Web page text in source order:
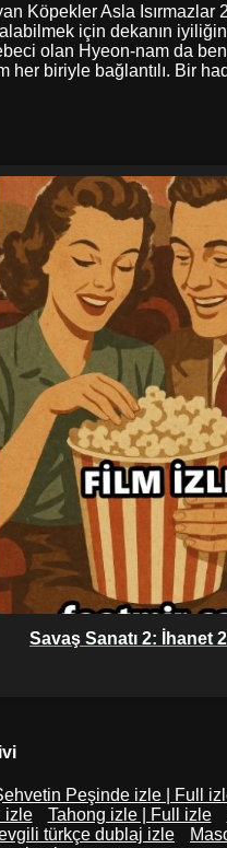
Asla Isırmazlar
için dekanın
olan Hyeon-nam da
biriyle bağlantılı. Bir
Savaş Sanatı 2: İhanet
Peşinde izle | Full
izle Tahong izle | Full izle
türkçe dublaj izle